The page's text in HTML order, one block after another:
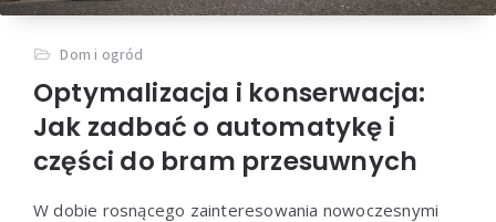
Dom i ogród
Optymalizacja i konserwacja:
Jak zadbać o automatykę i
części do bram przesuwnych
W dobie rosnącego zainteresowania nowoczesnymi